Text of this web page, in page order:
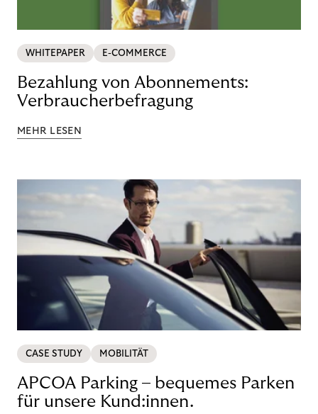
WHITEPAPER E-COMMERCE
Bezahlung von Abonnements:
Verbraucherbefragung
MEHR LESEN
CASE STUDY MOBILITÄT
APCOA Parking – bequemes Parken
für unsere Kund:innen.